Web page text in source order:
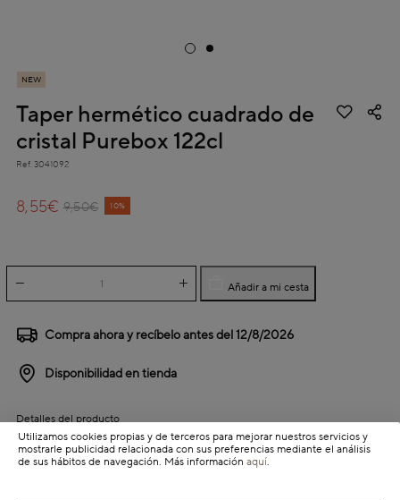
NEW
Taper hermético cuadrado de
cristal Purebox 122cl
Ref. 3041092
Price reduced from
9,50€
to 10%
8,55€
Añadir a mi cesta
Compra ahora y recíbelo antes del12/8/2026
Disponibilidad en tienda
Detalles del producto
Colección: Purebox
Utilizamos cookies propias y de terceros para mejorar nuestros servicios y
mostrarle publicidad relacionada con sus preferencias mediante el análisis
de sus hábitos de navegación. Más información aquí.